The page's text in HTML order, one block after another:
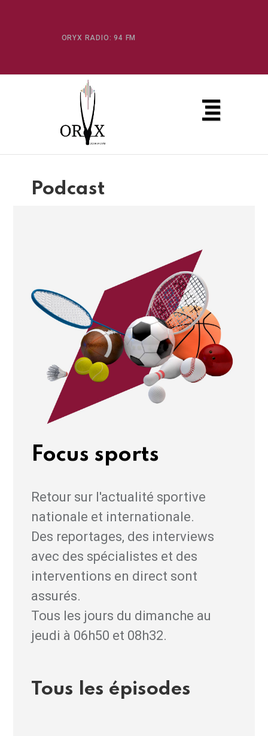
ORYX RADIO: 94 FM
Podcast
Focus sports
Retour sur l'actualité sportive
nationale et internationale.
Des reportages, des interviews
avec des spécialistes et des
interventions en direct sont
assurés.
Tous les jours du dimanche au
jeudi à 06h50 et 08h32.
Tous les épisodes